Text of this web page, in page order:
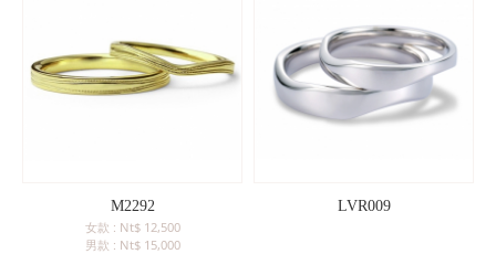
M2292
女款 : Nt$ 12,500
男款 : Nt$ 15,000
LVR009